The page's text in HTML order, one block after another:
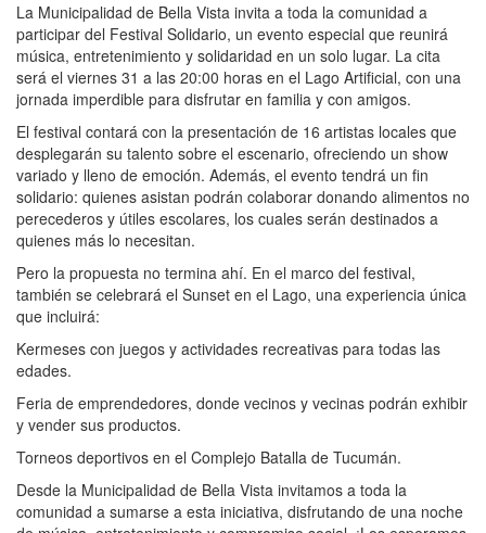
La Municipalidad de Bella Vista invita a toda la comunidad a
participar del Festival Solidario, un evento especial que reunirá
música, entretenimiento y solidaridad en un solo lugar. La cita
será el viernes 31 a las 20:00 horas en el Lago Artificial, con una
jornada imperdible para disfrutar en familia y con amigos.
El festival contará con la presentación de 16 artistas locales que
desplegarán su talento sobre el escenario, ofreciendo un show
variado y lleno de emoción. Además, el evento tendrá un fin
solidario: quienes asistan podrán colaborar donando alimentos no
perecederos y útiles escolares, los cuales serán destinados a
quienes más lo necesitan.
Pero la propuesta no termina ahí. En el marco del festival,
también se celebrará el Sunset en el Lago, una experiencia única
que incluirá:
Kermeses con juegos y actividades recreativas para todas las
edades.
Feria de emprendedores, donde vecinos y vecinas podrán exhibir
y vender sus productos.
Torneos deportivos en el Complejo Batalla de Tucumán.
Desde la Municipalidad de Bella Vista invitamos a toda la
comunidad a sumarse a esta iniciativa, disfrutando de una noche